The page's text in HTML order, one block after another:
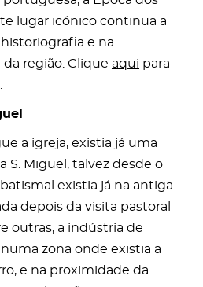
lugar icónico continua a
e na
região. Clique aqui para
a igreja, existia já uma
S. Miguel, talvez desde o
existia já na antiga
depois da visita pastoral
outras, a indústria de
zona onde existia a
e na proximidade da